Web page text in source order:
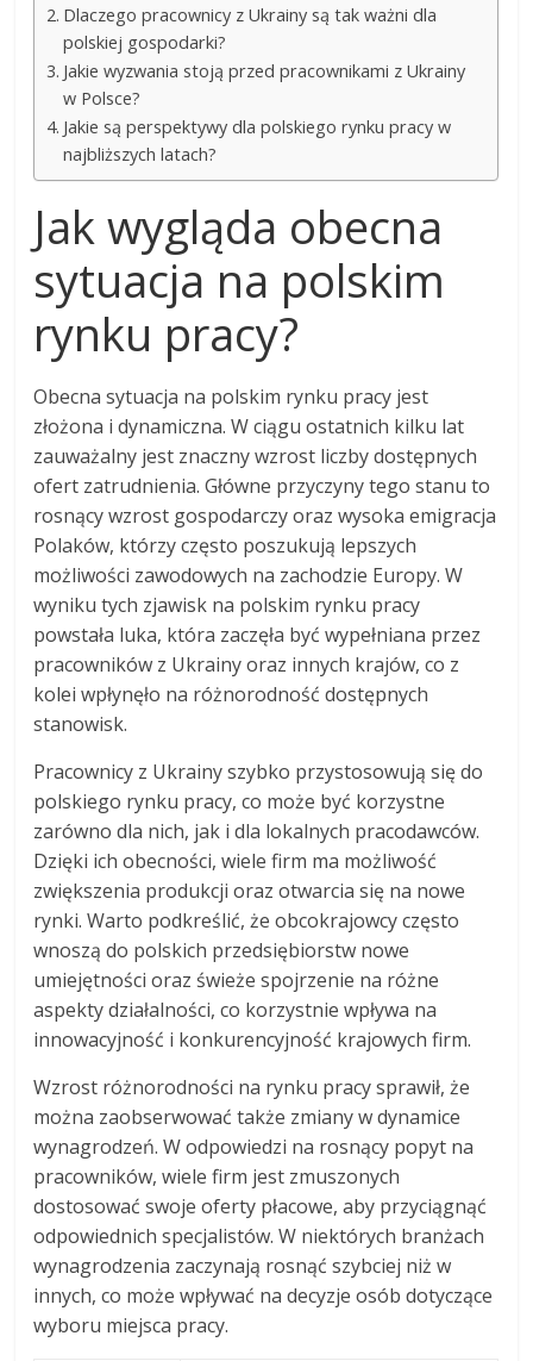
Dlaczego pracownicy z Ukrainy są tak ważni dla
polskiej gospodarki?
Jakie wyzwania stoją przed pracownikami z Ukrainy
w Polsce?
Jakie są perspektywy dla polskiego rynku pracy w
najbliższych latach?
Jak wygląda obecna
sytuacja na polskim
rynku pracy?
Obecna sytuacja na polskim rynku pracy jest
złożona i dynamiczna. W ciągu ostatnich kilku lat
zauważalny jest znaczny wzrost liczby dostępnych
ofert zatrudnienia. Główne przyczyny tego stanu to
rosnący wzrost gospodarczy oraz wysoka emigracja
Polaków, którzy często poszukują lepszych
możliwości zawodowych na zachodzie Europy. W
wyniku tych zjawisk na polskim rynku pracy
powstała luka, która zaczęła być wypełniana przez
pracowników z Ukrainy oraz innych krajów, co z
kolei wpłynęło na różnorodność dostępnych
stanowisk.
Pracownicy z Ukrainy szybko przystosowują się do
polskiego rynku pracy, co może być korzystne
zarówno dla nich, jak i dla lokalnych pracodawców.
Dzięki ich obecności, wiele firm ma możliwość
zwiększenia produkcji oraz otwarcia się na nowe
rynki. Warto podkreślić, że obcokrajowcy często
wnoszą do polskich przedsiębiorstw nowe
umiejętności oraz świeże spojrzenie na różne
aspekty działalności, co korzystnie wpływa na
innowacyjność i konkurencyjność krajowych firm.
Wzrost różnorodności na rynku pracy sprawił, że
można zaobserwować także zmiany w dynamice
wynagrodzeń. W odpowiedzi na rosnący popyt na
pracowników, wiele firm jest zmuszonych
dostosować swoje oferty płacowe, aby przyciągnąć
odpowiednich specjalistów. W niektórych branżach
wynagrodzenia zaczynają rosnąć szybciej niż w
innych, co może wpływać na decyzje osób dotyczące
wyboru miejsca pracy.